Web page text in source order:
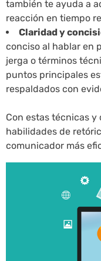
también te ayuda a
reacción en tiempo
Claridad y
conciso al hablar en
jerga o términos
puntos principales
respaldados con
Con estas técnicas y
habilidades de
comunicador más